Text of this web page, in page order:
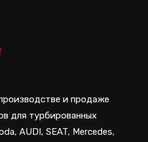
и продаже
для турбированных
AUDI, SEAT, Mercedes,